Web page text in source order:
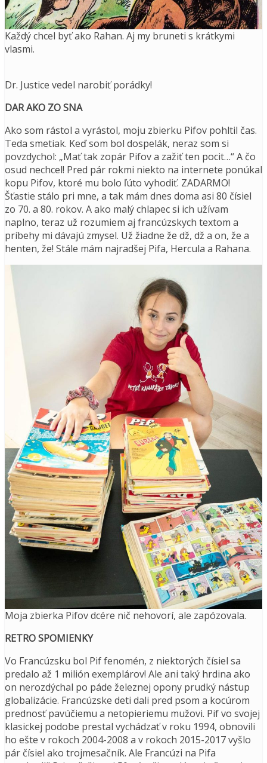
Každý chcel byť ako Rahan. Aj my bruneti s krátkymi
vlasmi.
Dr. Justice vedel narobiť porádky!
DAR AKO ZO SNA
Ako som rástol a vyrástol, moju zbierku Pifov pohltil čas.
Teda smetiak. Keď som bol dospelák, neraz som si
povzdychol: „Mať tak zopár Pifov a zažiť ten pocit…“ A čo
osud nechcel! Pred pár rokmi niekto na internete ponúkal
kopu Pifov, ktoré mu bolo ľúto vyhodiť. ZADARMO!
Šťastie stálo pri mne, a tak mám dnes doma asi 80 čísiel
zo 70. a 80. rokov. A ako malý chlapec si ich užívam
naplno, teraz už rozumiem aj francúzskych textom a
príbehy mi dávajú zmysel. Už žiadne že dž, dž a on, že a
henten, že! Stále mám najradšej Pifa, Hercula a Rahana.
Moja zbierka Pifov dcére nič nehovorí, ale zapózovala.
RETRO SPOMIENKY
Vo Francúzsku bol Pif fenomén, z niektorých čísiel sa
predalo až 1 milión exemplárov! Ale ani taký hrdina ako
on nerozdýchal po páde železnej opony prudký nástup
globalizácie. Francúzske deti dali pred psom a kocúrom
prednosť pavúčiemu a netopieriemu mužovi. Pif vo svojej
klasickej podobe prestal vychádzať v roku 1994, obnovili
ho ešte v rokoch 2004-2008 a v rokoch 2015-2017 vyšlo
pár čísiel ako trojmesačník. Ale Francúzi na Pifa